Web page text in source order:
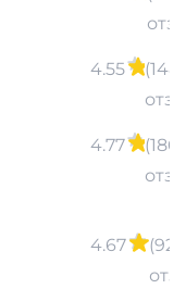
4.55
(148
4.77
(186
4.67
(92